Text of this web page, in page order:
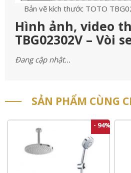
Bản vẽ kích thước TOTO
Hình ảnh, video
TBG02302V – Vòi
Đang cập nhật…
SẢN PHẨM CÙNG
- 94%